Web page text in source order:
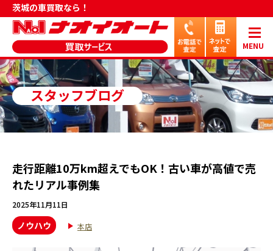
茨城の車買取なら！
MENU
スタッフブログ
走行距離10万km超えでもOK！古い車が高値で売
れたリアル事例集
2025年11月11日
ノウハウ 本店